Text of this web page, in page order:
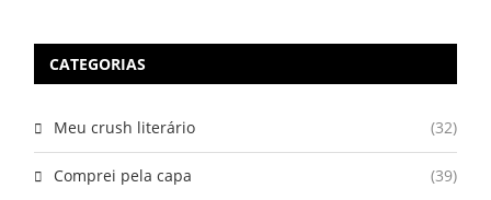
CATEGORIAS
Meu crush literário (32)
Comprei pela capa (39)